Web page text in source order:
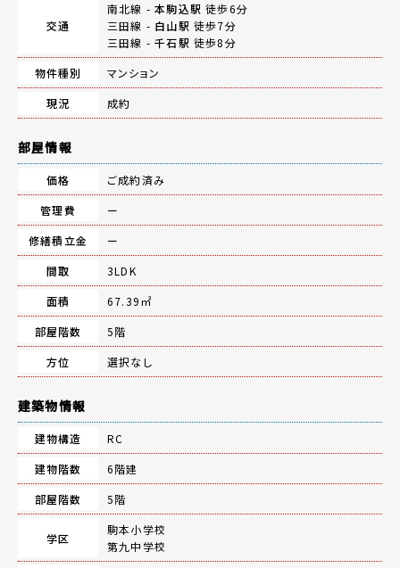
交通
南北線 -本駒込駅 徒歩6分
三田線 - 白山駅 徒歩7分
三田線 -千石駅 徒歩8分
物件種別
マンション
現況
成約
部屋情報
価格
ご成約済み
管理費
ー
修繕積立金
ー
間取
3LDK
面積
67.39㎡
部屋階数
5階
方位
選択なし
建築物情報
建物構造
RC
建物階数
6階建
部屋階数
5階
学区
駒本小学校
第九中学校